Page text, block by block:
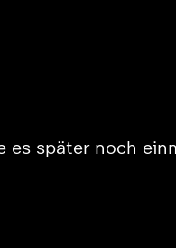
es später noch